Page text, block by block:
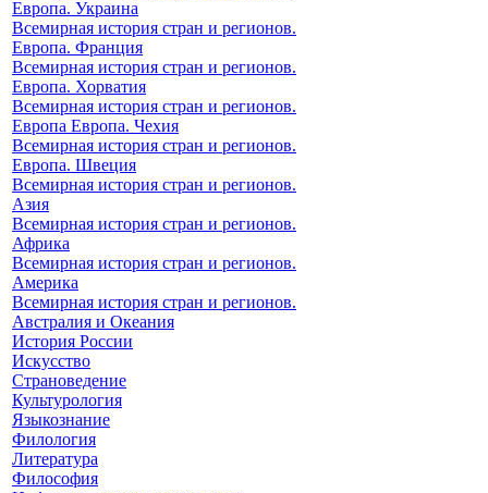
Европа. Украина
Всемирная история стран и регионов.
Европа. Франция
Всемирная история стран и регионов.
Европа. Хорватия
Всемирная история стран и регионов.
Европа Европа. Чехия
Всемирная история стран и регионов.
Европа. Швеция
Всемирная история стран и регионов.
Азия
Всемирная история стран и регионов.
Африка
Всемирная история стран и регионов.
Америка
Всемирная история стран и регионов.
Австралия и Океания
История России
Искусство
Страноведение
Культурология
Языкознание
Филология
Литература
Философия